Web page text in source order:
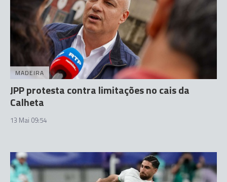
MADEIRA
JPP protesta contra limitações no cais da
Calheta
13 Mai 09:54